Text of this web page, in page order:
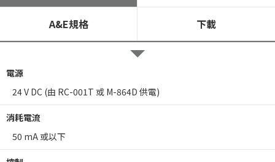
A&E規格 下載
電源
24 V DC (由 RC-001T 或 M-864D 供電)
消耗電流
50 mA 或以下